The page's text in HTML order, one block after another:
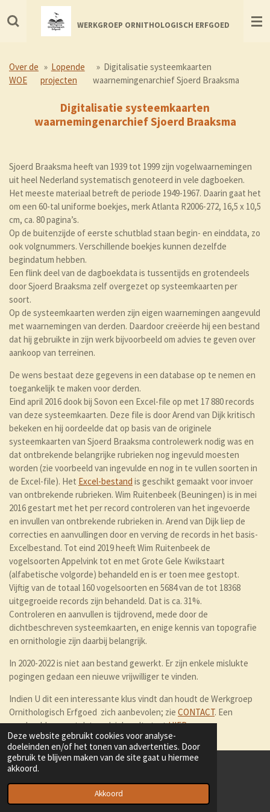
Deze website gebruikt cookies voor analyse-
doeleinden en/of het tonen van advertenties. Door
gebruik te blijven maken van de site gaat u hiermee
akkoord.
Akkoord
direct
hoofdinhoud
WERKGROEP ORNITHOLOGISCH ERFGOED
Over de
WOE
» Lopende
projecten
» Digitalisatie systeemkaarten
waarnemingenarchief Sjoerd Braaksma
Digitalisatie systeemkaarten
waarnemingenarchief Sjoerd Braaksma
Sjoerd Braaksma heeft van 1939 tot 1999 zijn vogelwaarnemingen
uit heel Nederland systematisch genoteerd in vele dagboeken.
Het meeste materiaal betreft de periode 1949-1967. Daarin gaat het
om een 60-tal uniforme boekjes, merk Atlanta R2006-272, 16,5 x 10,5
cm, ca. 80 pagina’s.
Op de buitenzijde of eerste schutblad staan begin- en einddata, zo
ook volgnummers. Verschillende boekjes kunnen dezelfde
begindatum hebben.
Een flink deel van de dagboekdata is tussentijds en grotendeels
door Sjoerd Braaksma zelf overgezet op systeemkaarten per
soort.
Op de systeemkaarten werden zijn eigen waarnemingen aangevuld
met waarnemingen van derden. Daardoor creëerde hij een bestand
dat hij gebruikte in zijn werk bijvoorbeeld om advies te geven over
aankoop van terreinen.
De wens bestaat deze gegevens in een database op te nemen en
toegankelijk te maken voor derden.
Eind april 2016 dook bij Sovon een Excel-file op met 17 880 records
van deze systeemkaarten. Deze file is door Arend van Dijk kritisch
bekeken en hij oordeelde dat op basis van de originele
systeemkaarten van Sjoerd Braaksma controlewerk nodig was en
dat ontbrekende belangrijke rubrieken nog ingevuld moesten
worden (zie voorbeeld van ingevulde en nog in te vullen soorten in
de Excel-file). Het Excel-bestand is geschikt gemaakt voor invoer
van ontbrekende rubrieken. Wim Ruitenbeek (Beuningen) is in mei
2016 gestart met het per record controleren van het ingevoerde
en invullen van ontbrekende rubrieken in. Arend van Dijk liep de
correcties en aanvullingen door en verving de records in het basis-
Excelbestand. Tot eind 2019 heeft Wim Ruitenbeek de
vogelsoorten Appelvink tot en met Grote Gele Kwikstaart
(alfabetische volgorde) behandeld en is er toen mee gestopt.
Vijftig van de totaal 160 vogelsoorten en 5684 van de tot 18368
uitgegroeide records zijn behandeld. Dat is ca. 31%.
Controleren en aanvullen is tijdrovend, mede door de
dichtbeschreven systeemkaarten, en enige kennis van topografie
en ornithologie zijn daarbij belangrijk.
In 2020-2022 is niet aan bestand gewerkt. Er zijn enkele mislukte
pogingen gedaan een nieuwe vrijwilliger te vinden.
Indien U dit een interessante klus vindt dan houdt de Werkgroep
Ornithologisch Erfgoed zich aanbevolen; zie CONTACT. Een
voorbeeld van wat dat werk inhoudt staatHIER.
© 2022 - 2026 ornithologischerfgoed